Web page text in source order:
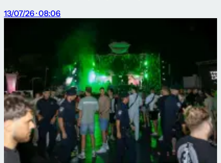
13/07/26 · 08:06